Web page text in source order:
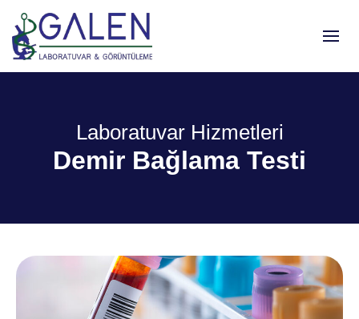
Laboratuvar Hizmetleri
Demir Bağlama Testi